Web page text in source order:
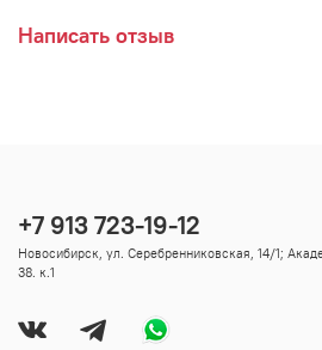
Написать отзыв
+7 913 723-19-12
Новосибирск, ул. Серебренниковская, 14/1;
38. к.1